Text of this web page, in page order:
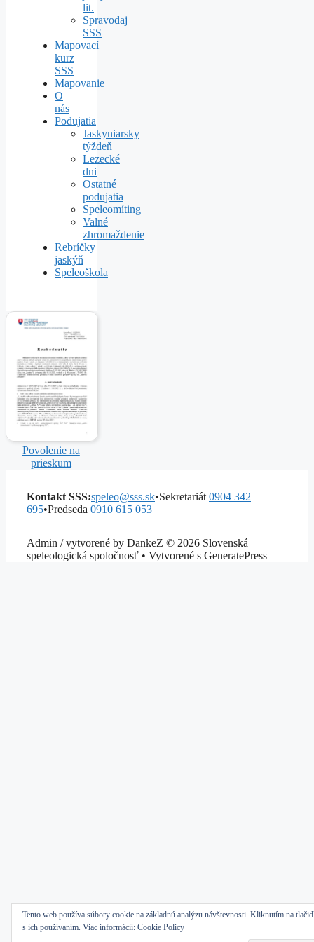
lit.
Spravodaj
SSS
Mapovací
kurz
SSS
Mapovanie
O
nás
Podujatia
Jaskyniarsky
týždeň
Lezecké
dni
Ostatné
podujatia
Speleomíting
Valné
zhromaždenie
Rebríčky
jaskýň
Speleoškola
Povolenie na
prieskum
Kontakt SSS:speleo@sss.sk•Sekretariát 0904 342
695•Predseda 0910 615 053
Admin / vytvorené by DankeZ © 2026 Slovenská
speleologická spoločnosť • Vytvorené s GeneratePress
Tento web používa súbory cookie na základnú analýzu návštevnosti. Kliknutím na
s ich používaním. Viac informácií: Cookie Policy